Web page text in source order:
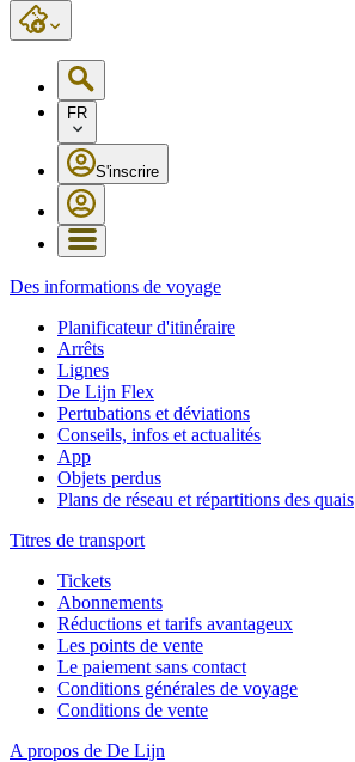
FR
S'inscrire
Des informations de voyage
Planificateur d'itinéraire
Arrêts
Lignes
De Lijn Flex
Pertubations et déviations
Conseils, infos et actualités
App
Objets perdus
Plans de réseau et répartitions des quais
Titres de transport
Tickets
Abonnements
Réductions et tarifs avantageux
Les points de vente
Le paiement sans contact
Conditions générales de voyage
Conditions de vente
A propos de De Lijn